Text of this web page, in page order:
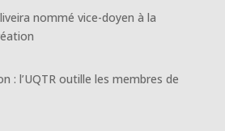
nommé vice-doyen à la
: l’UQTR outille les membres de